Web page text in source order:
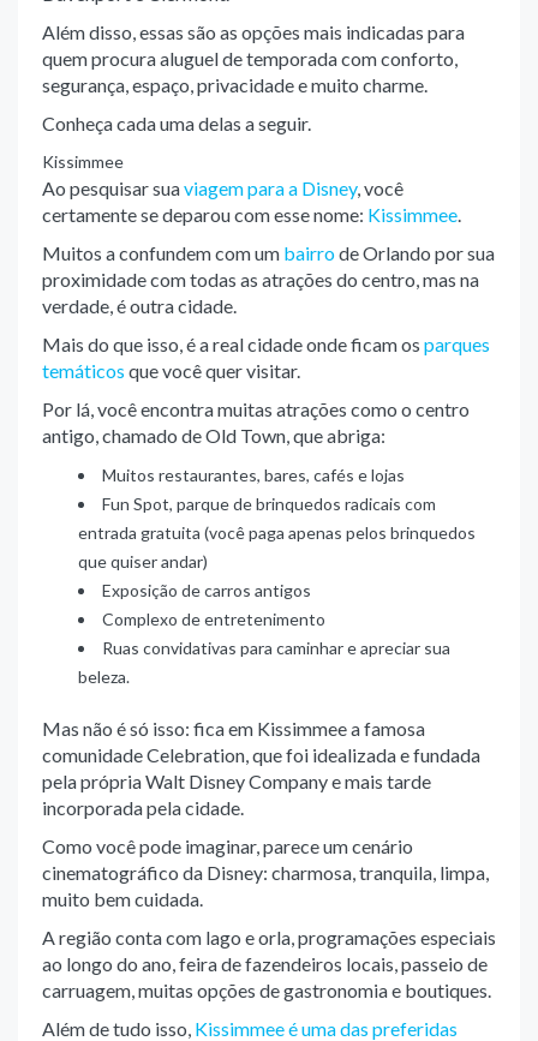
Além disso, essas são as opções mais indicadas para
quem procura aluguel de temporada com conforto,
segurança, espaço, privacidade e muito charme.
Conheça cada uma delas a seguir.
Kissimmee
Ao pesquisar suaviagem para a Disney, você
certamente se deparou com esse nome: Kissimmee.
Muitos a confundem com um bairrode Orlando por sua
proximidade com todas as atrações do centro, mas na
verdade, é outra cidade.
Mais do que isso, é a real cidade onde ficam os parques
temáticos que você quer visitar.
Por lá, você encontra muitas atrações como o centro
antigo, chamado de Old Town, que abriga:
Muitos restaurantes, bares, cafés e lojas
Fun Spot, parque de brinquedos radicais com
entrada gratuita (você paga apenas pelos brinquedos
que quiser andar)
Exposição de carros antigos
Complexo de entretenimento
Ruas convidativas para caminhar e apreciar sua
beleza.
Mas não é só isso: fica em Kissimmee a famosa
comunidade Celebration, que foi idealizada e fundada
pela própria Walt Disney Company e mais tarde
incorporada pela cidade.
Como você pode imaginar, parece um cenário
cinematográfico da Disney: charmosa, tranquila, limpa,
muito bem cuidada.
A região conta com lago e orla, programações especiais
ao longo do ano, feira de fazendeiros locais, passeio de
carruagem, muitas opções de gastronomia e boutiques.
Além de tudo isso, Kissimmee é uma das preferidas